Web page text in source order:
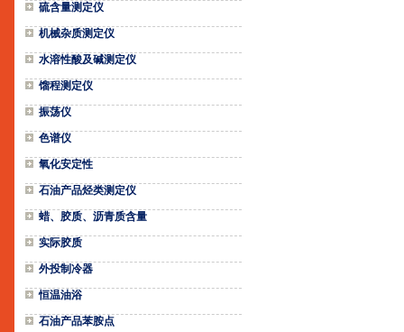
硫含量测定仪
机械杂质测定仪
水溶性酸及碱测定仪
馏程测定仪
振荡仪
色谱仪
氧化安定性
石油产品烃类测定仪
蜡、胶质、沥青质含量
实际胶质
外投制冷器
恒温油浴
石油产品苯胺点